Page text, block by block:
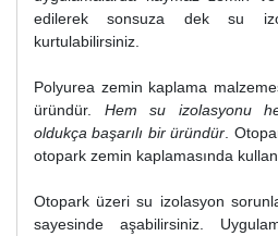
edilerek sonsuza dek su
kurtulabilirsiniz.
Polyurea zemin kaplama
üründür. Hem su izolasyonu
oldukça başarılı bir üründür .
otopark zemin kaplamasında
Otopark üzeri su izolasyon
sayesinde aşabilirsiniz.